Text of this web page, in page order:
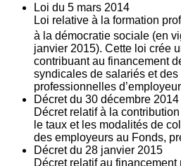
Loi du 5 mars 2014
Loi relative à la formation
à la démocratie sociale (en
janvier 2015). Cette loi crée
contribuant au financement
syndicales de salariés et
professionnelles
Décret du 30 décembre 2014
Décret relatif à la
le taux et les modalités de
des employeurs au Fonds,
Décret du 28 janvier 2015
Décret relatif au